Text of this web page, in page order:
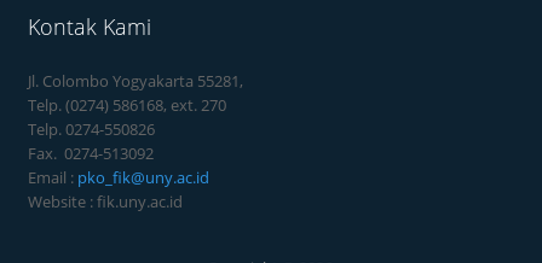
Kontak Kami
Jl. Colombo Yogyakarta 55281,
Telp. (0274) 586168, ext. 270
Telp. 0274-550826
Fax. 0274-513092
Email : pko_fik@uny.ac.id
Website : fik.uny.ac.id